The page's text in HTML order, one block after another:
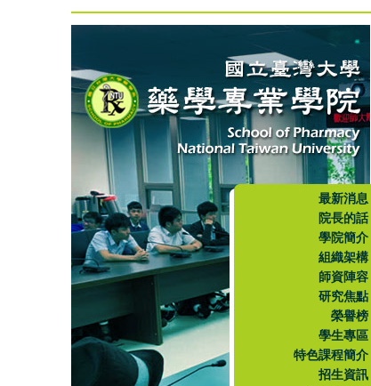
最新消息
院長的話
學院簡介
組織架構
師資陣容
研究焦點
榮譽榜
學生專區
特色課程簡介
招生資訊